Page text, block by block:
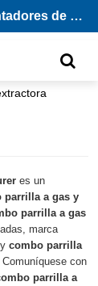
Líder ODM de quemadores de gas y calentadores de agua
es un
parrilla a gas y
parrilla a gas
marca
ycombo parrilla
con
parrilla a